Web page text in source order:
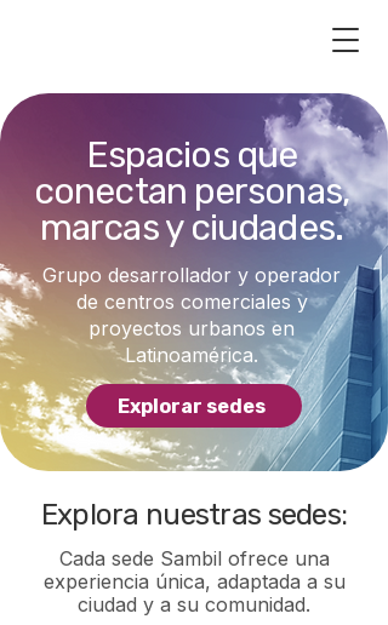
Espacios que
conectan personas,
marcas y ciudades.
Grupo desarrollador y operador
de centros comerciales y
proyectos urbanos en
Latinoamérica.
Explorar sedes
Explora nuestras sedes:
Cada sede Sambil ofrece una
experiencia única, adaptada a su
ciudad y a su comunidad.